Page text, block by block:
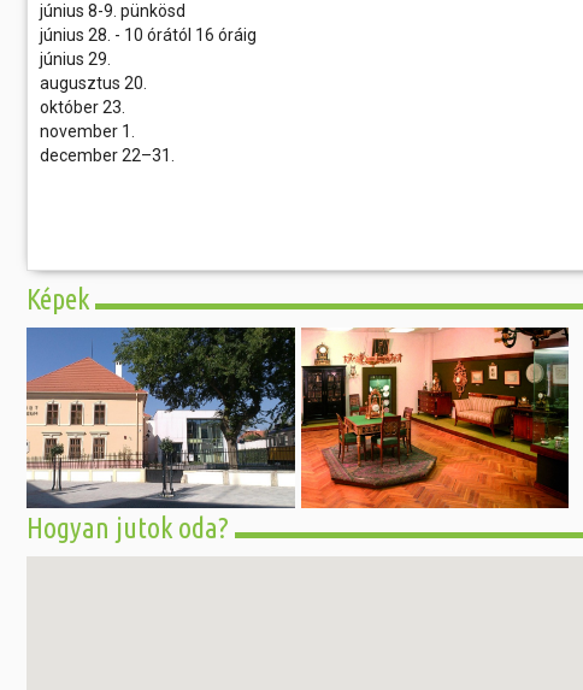
június 8-9. pünkösd
június 28. - 10 órától 16 óráig
június 29.
augusztus 20.
október 23.
november 1.
december 22–31.
Képek
Hogyan jutok oda?